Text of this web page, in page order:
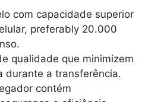
com capacidade superior
preferably 20.000
qualidade que minimizem
durante a transferência.
contém